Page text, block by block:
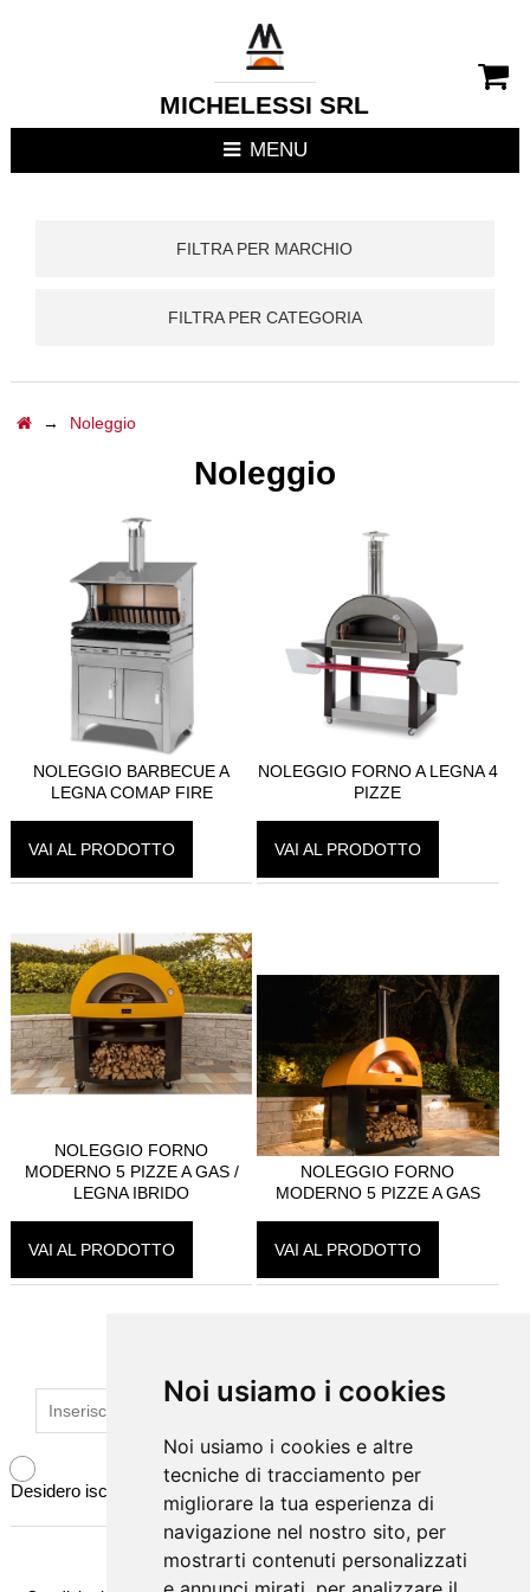
Noi usiamo i cookies
Noi usiamo i cookies e altre
tecniche di tracciamento per
migliorare la tua esperienza di
navigazione nel nostro sito, per
mostrarti contenuti personalizzati
Noi usiamo i cookies
Noi usiamo i cookies e altre
tecniche di tracciamento per
migliorare la tua esperienza di
navigazione nel nostro sito, per
mostrarti contenuti personalizzati
MICHELESSI SRL
MENU
RIVESTIMENTI
TERMOSTUFE
CALDAIE
GAZEBI
CAMINI A GAS
BARBECUE
TAVOLI
CAMINI ELETTRICI
BIOCAMINI
CAMINI SOSPESI
BAGNI
SCALE
PAVIMENTI
FILTRA PER MARCHIO
FILTRA PER CATEGORIA
→ Noleggio
Noleggio
NOLEGGIO BARBECUE A
LEGNA COMAP FIRE
VAI AL PRODOTTO
NOLEGGIO FORNO A LEGNA 4
PIZZE
VAI AL PRODOTTO
NOLEGGIO FORNO
MODERNO 5 PIZZE A GAS /
LEGNA IBRIDO
VAI AL PRODOTTO
NOLEGGIO FORNO
MODERNO 5 PIZZE A GAS
VAI AL PRODOTTO
Desidero iscrivermi alla newsletter